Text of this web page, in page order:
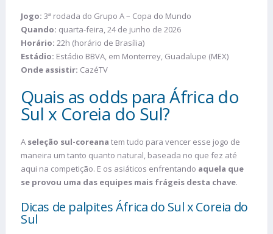
Jogo: 3ª rodada do Grupo A – Copa do Mundo
Quando: quarta-feira, 24 de junho de 2026
Horário: 22h (horário de Brasília)
Estádio: Estádio BBVA, em Monterrey, Guadalupe (MEX)
Onde assistir: CazéTV
Quais as odds para África do
Sul x Coreia do Sul?
A seleção sul-coreana tem tudo para vencer esse jogo de
maneira um tanto quanto natural, baseada no que fez até
aqui na competição. E os asiáticos enfrentando aquela que
se provou uma das equipes mais frágeis desta chave.
Dicas de palpites África do Sul x Coreia do
Sul